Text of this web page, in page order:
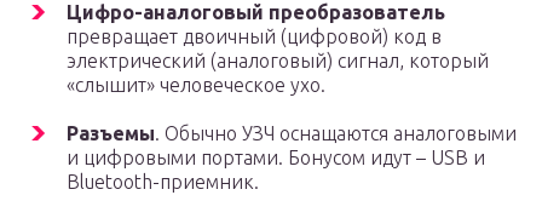
Цифро-аналоговый преобразователь
превращает двоичный (цифровой) код в
электрический (аналоговый) сигнал, который
«слышит» человеческое ухо.
Разъемы. Обычно УЗЧ оснащаются аналоговыми
и цифровыми портами. Бонусом идут – USB и
Bluetooth-приемник.